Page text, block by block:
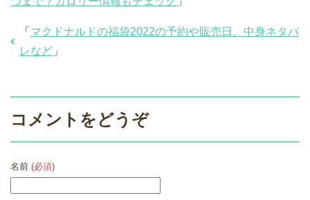
「 マクドナルドの福袋2022の予約や販売日、中身ネタバ
レなど 」
コメントをどうぞ
名前 (必須)